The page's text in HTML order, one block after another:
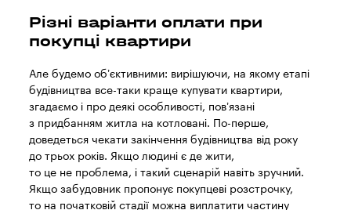
Різні варіанти оплати при
покупці квартири
Але будемо об’єктивними: вирішуючи, на якому етапі
будівництва все-таки краще купувати квартири,
згадаємо і про деякі особливості, пов’язані
з придбанням житла на котловані. По-перше,
доведеться чекати закінчення будівництва від року
до трьох років. Якщо людині є де жити,
то це не проблема, і такий сценарій навіть зручний.
Якщо забудовник пропонує покупцеві розстрочку,
то на початковій стадії можна виплатити частину